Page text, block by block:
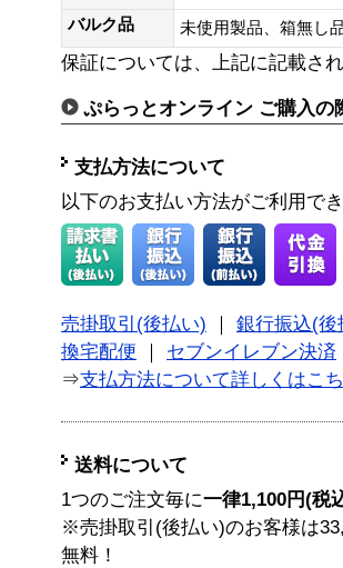
バルク品
未使用製品、箱無
保証については、上記に記載さ
ぷらっとオンライン ご購入の
支払方法について
以下のお支払い方法がご利用で
売掛取引(後払い)
銀行振込(後
換宅配便
セブンイレブン決済
⇒支払方法について詳しくはこ
送料について
1つのご注文毎に一律1,100円(税
※売掛取引(後払い)のお客様は
無料！